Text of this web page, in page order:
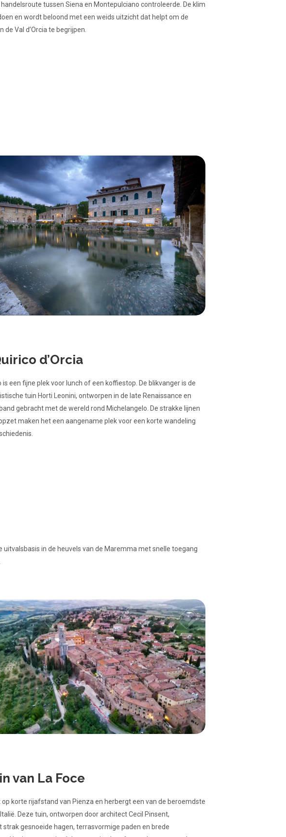
tussen Siena en Montepulciano controleerde. De klim
en wordt beloond met een weids uitzicht dat helpt om de
de Val d’Orcia te begrijpen.
d’Orcia
is een fijne plek voor lunch of een koffiestop. De blikvanger is de
tuin Horti Leonini, ontworpen in de late Renaissance en
gebracht met de wereld rond Michelangelo. De strakke lijnen
maken het een aangename plek voor een korte wandeling
uitvalsbasis in de heuvels van de Maremma met snelle toegang
van La Foce
op korte rijafstand van Pienza en herbergt een van de beroemdste
Deze tuin, ontworpen door architect Cecil Pinsent,
strak gesnoeide hagen, terrasvormige paden en brede